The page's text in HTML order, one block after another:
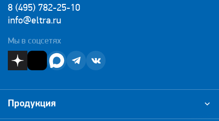
8 (495) 782-25-10
info@eltra.ru
Мы в соцсетях
Продукция